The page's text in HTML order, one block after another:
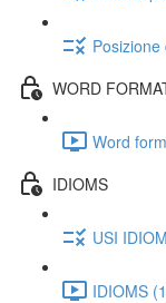
WORD
Word
IDIOMS
USI
IDIOMS